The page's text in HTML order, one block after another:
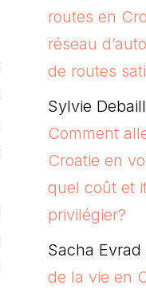
routes en
réseau
de routes
Sylvie
Comment
Croatie en
quel coût et
privilégier?
Sacha Evrad
de la vie en